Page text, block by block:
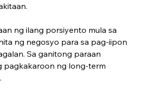
ng ilang porsiyento mula sa
ng negosyo para sa pag-iipon
Sa ganitong paraan
pagkakaroon ng long-term